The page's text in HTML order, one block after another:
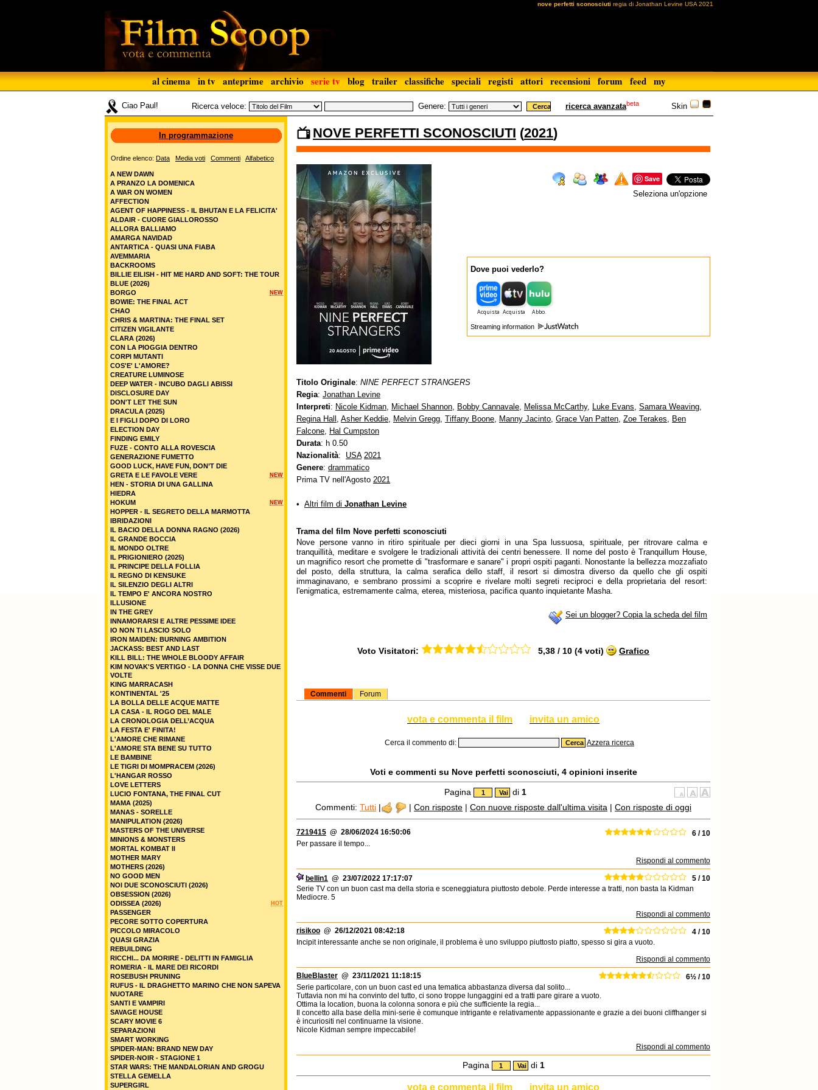
nove perfetti sconosciuti regia di Jonathan Levine USA 2021
al cinema in tv anteprime archivio serie tv blog trailer classifiche speciali registi attori recensioni forum feed my
Skin
Ciao Paul! Ricerca veloce: Genere: ricerca avanzatabeta
NOVE PERFETTI SCONOSCIUTI (2021)
Save
Seleziona un'opzione
Dove puoi vederlo?
Streaming information
Titolo Originale: NINE PERFECT STRANGERS
Regia: Jonathan Levine
Interpreti: Nicole Kidman, Michael Shannon, Bobby Cannavale, Melissa McCarthy, Luke Evans, Samara Weaving,
Regina Hall , Asher Keddie, Melvin Gregg, Tiffany Boone, Manny Jacinto, Grace Van Patten, Zoe Terakes, Ben
Falcone, Hal Cumpston
Durata: h 0.50
Nazionalità: USA 2021
Genere: drammatico
Prima TV nell'Agosto 2021
• Altri film di Jonathan Levine
Trama del film Nove perfetti sconosciuti
Nove persone vanno in ritiro spirituale per dieci giorni in una Spa lussuosa, spirituale, per ritrovare calma e
tranquillità, meditare e svolgere le tradizionali attività dei centri benessere. Il nome del posto è Tranquillum House,
un magnifico resort che promette di "trasformare e sanare" i propri ospiti paganti. Nonostante la bellezza mozzafiato
del posto, della struttura, la calma serafica dello staff, il resort si dimostra diverso da quello che gli ospiti
immaginavano, e sembrano prossimi a scoprire e rivelare molti segreti reciproci e della proprietaria del resort:
l'enigmatica, estremamente calma, eterea, misteriosa, pacifica quanto inquietante Masha.
Sei un blogger? Copia la scheda del film
Voto Visitatori: 5,38 / 10 (4 voti) Grafico
Commenti Forum
vota e commenta il film invita un amico
Cerca il commento di: Azzera ricerca
Voti e commenti su Nove perfetti sconosciuti, 4 opinioni inserite
Pagina di 1
Commenti: Tutti | | Con risposte | Con nuove risposte dall'ultima visita | Con risposte di oggi
7219415 @ 28/06/2024 16:50:06
6 / 10
Per passare il tempo...
Rispondi al commento
bellin1 @ 23/07/2022 17:17:07
5 / 10
Serie TV con un buon cast ma della storia e sceneggiatura piuttosto debole. Perde interesse a tratti, non basta la Kidman
Mediocre. 5
Rispondi al commento
risikoo @ 26/12/2021 08:42:18
4 / 10
Incipit interessante anche se non originale, il problema è uno sviluppo piuttosto piatto, spesso si gira a vuoto.
Rispondi al commento
BlueBlaster @ 23/11/2021 11:18:15
6½ / 10
Serie particolare, con un buon cast ed una tematica abbastanza diversa dal solito...
Tuttavia non mi ha convinto del tutto, ci sono troppe lungaggini ed a tratti pare girare a vuoto.
Ottima la location, buona la colonna sonora e più che sufficiente la regia...
Il concetto alla base della mini-serie è comunque intrigante e relativamente appassionante e grazie a dei buoni cliffhanger si
è incuriositi nel continuarne la visione.
Nicole Kidman sempre impeccabile!
Rispondi al commento
Pagina di 1
vota e commenta il film invita un amico
In programmazione
Ordine elenco: Data Media voti Commenti Alfabetico
A NEW DAWN
A PRANZO LA DOMENICA
A WAR ON WOMEN
AFFECTION
AGENT OF HAPPINESS - IL BHUTAN E LA FELICITA'
ALDAIR - CUORE GIALLOROSSO
ALLORA BALLIAMO
AMARGA NAVIDAD
ANTARTICA - QUASI UNA FIABA
AVEMMARIA
BACKROOMS
BILLIE EILISH - HIT ME HARD AND SOFT: THE TOUR
BLUE (2026)
NEW
BORGO
BOWIE: THE FINAL ACT
CHAO
CHRIS & MARTINA: THE FINAL SET
CITIZEN VIGILANTE
CLARA (2026)
CON LA PIOGGIA DENTRO
CORPI MUTANTI
COS'E' L'AMORE?
CREATURE LUMINOSE
DEEP WATER - INCUBO DAGLI ABISSI
DISCLOSURE DAY
DON'T LET THE SUN
DRACULA (2025)
E I FIGLI DOPO DI LORO
ELECTION DAY
FINDING EMILY
FUZE - CONTO ALLA ROVESCIA
GENERAZIONE FUMETTO
GOOD LUCK, HAVE FUN, DON’T DIE
NEW
GRETA E LE FAVOLE VERE
HEN - STORIA DI UNA GALLINA
HIEDRA
NEW
HOKUM
HOPPER - IL SEGRETO DELLA MARMOTTA
IBRIDAZIONI
IL BACIO DELLA DONNA RAGNO (2026)
IL GRANDE BOCCIA
IL MONDO OLTRE
IL PRIGIONIERO (2025)
IL PRINCIPE DELLA FOLLIA
IL REGNO DI KENSUKE
IL SILENZIO DEGLI ALTRI
IL TEMPO E' ANCORA NOSTRO
ILLUSIONE
IN THE GREY
INNAMORARSI E ALTRE PESSIME IDEE
IO NON TI LASCIO SOLO
IRON MAIDEN: BURNING AMBITION
JACKASS: BEST AND LAST
KILL BILL: THE WHOLE BLOODY AFFAIR
KIM NOVAK'S VERTIGO - LA DONNA CHE VISSE DUE
VOLTE
KING MARRACASH
KONTINENTAL '25
LA BOLLA DELLE ACQUE MATTE
LA CASA - IL ROGO DEL MALE
LA CRONOLOGIA DELL’ACQUA
LA FESTA E' FINITA!
L'AMORE CHE RIMANE
L'AMORE STA BENE SU TUTTO
LE BAMBINE
LE TIGRI DI MOMPRACEM (2026)
L'HANGAR ROSSO
LOVE LETTERS
LUCIO FONTANA, THE FINAL CUT
MAMA (2025)
MANAS - SORELLE
MANIPULATION (2026)
MASTERS OF THE UNIVERSE
MINIONS & MONSTERS
MORTAL KOMBAT II
MOTHER MARY
MOTHERS (2026)
NO GOOD MEN
NOI DUE SCONOSCIUTI (2026)
OBSESSION (2026)
HOT
ODISSEA (2026)
PASSENGER
PECORE SOTTO COPERTURA
PICCOLO MIRACOLO
QUASI GRAZIA
REBUILDING
RICCHI... DA MORIRE - DELITTI IN FAMIGLIA
ROMERIA - IL MARE DEI RICORDI
ROSEBUSH PRUNING
RUFUS - IL DRAGHETTO MARINO CHE NON SAPEVA
NUOTARE
SANTI E VAMPIRI
SAVAGE HOUSE
SCARY MOVIE 6
SEPARAZIONI
SMART WORKING
SPIDER-MAN: BRAND NEW DAY
SPIDER-NOIR - STAGIONE 1
STAR WARS: THE MANDALORIAN AND GROGU
STELLA GEMELLA
SUPERGIRL